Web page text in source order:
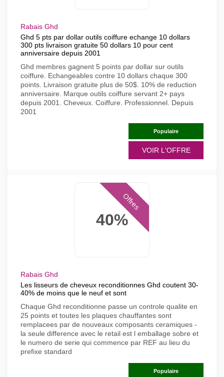
Rabais Ghd
Ghd 5 pts par dollar outils coiffure echange 10 dollars
300 pts livraison gratuite 50 dollars 10 pour cent
anniversaire depuis 2001
Ghd membres gagnent 5 points par dollar sur outils
coiffure. Echangeables contre 10 dollars chaque 300
points. Livraison gratuite plus de 50$. 10% de reduction
anniversaire. Marque outils coiffure servant 2+ pays
depuis 2001. Cheveux. Coiffure. Professionnel. Depuis
2001
Populaire
VOIR L'OFFRE
40%
Offres
Rabais Ghd
Les lisseurs de cheveux reconditionnes Ghd coutent 30-
40% de moins que le neuf et sont
Chaque Ghd reconditionne passe un controle qualite en
25 points et toutes les plaques chauffantes sont
remplacees par de nouveaux composants ceramiques -
la seule difference avec le retail est l emballage sobre et
le numero de serie qui commence par REF au lieu du
prefixe standard
Populaire